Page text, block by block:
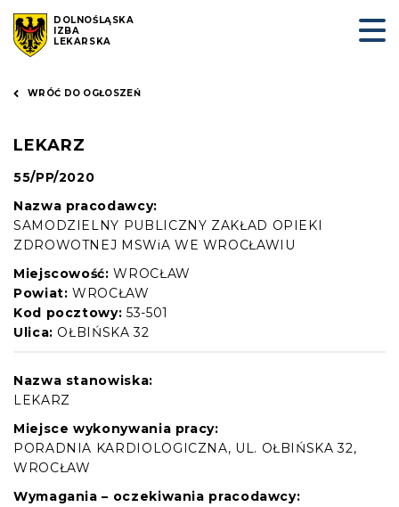
DOLNOŚLĄSKA
IZBA
LEKARSKA
WRÓĆ DO OGŁOSZEŃ
LEKARZ
55/PP/2020
Nazwa pracodawcy:
SAMODZIELNY PUBLICZNY ZAKŁAD OPIEKI
ZDROWOTNEJ MSWiA WE WROCŁAWIU
Miejscowość: WROCŁAW
Powiat: WROCŁAW
Kod pocztowy: 53-501
Ulica: OŁBIŃSKA 32
Nazwa stanowiska:
LEKARZ
Miejsce wykonywania pracy:
PORADNIA KARDIOLOGICZNA, UL. OŁBIŃSKA 32,
WROCŁAW
Wymagania – oczekiwania pracodawcy: